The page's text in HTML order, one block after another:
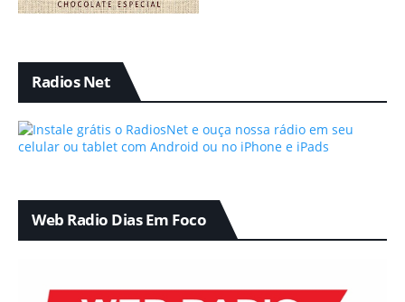
Radios Net
Web Radio Dias Em Foco